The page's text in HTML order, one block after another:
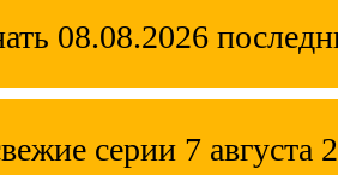
08.08.2026
серии 7 августа